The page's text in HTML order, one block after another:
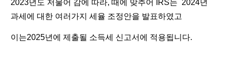
2023년도 저물어 감에 따라, 때에 맞추어 IRS는 2024년
과세에 대한 여러가지 세율 조정안을 발표하였고
이는2025년에 제출될 소득세 신고서에 적용됩니다.